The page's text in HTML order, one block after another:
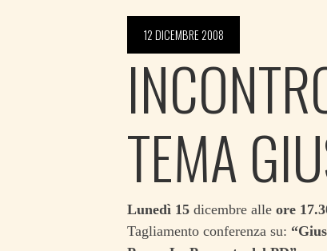
12 DICEMBRE 2008
TEMA
Lunedì 15 dicembre alle ore
Tagliamento conferenza su: